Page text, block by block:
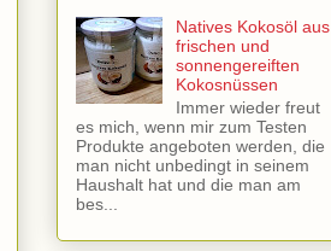
Natives Kokosöl aus
frischen und
sonnengereiften
Kokosnüssen
Immer wieder freut
es mich, wenn mir zum Testen
Produkte angeboten werden, die
man nicht unbedingt in seinem
Haushalt hat und die man am
bes...